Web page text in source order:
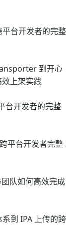
台开发者的完整
到开心
上架实践
台开发者的完整
平台开发者完整
队如何高效完成
到 IPA 上传的跨